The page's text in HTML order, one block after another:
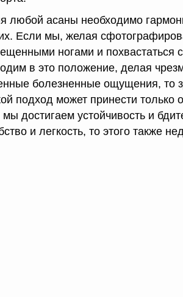
любой асаны необходимо
Если мы, желая
ногами и похвастаться
в это положение, делая
болезненные ощущения, то
подход может принести
достигаем устойчивость и
и легкость, то этого также